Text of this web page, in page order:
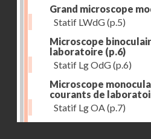
Grand microscope
Statif LWdG(p.5)
Microscope
laboratoire (p.6)
Statif Lg OdG(p.6)
Microscope
courants de
Statif Lg OA (p.7)